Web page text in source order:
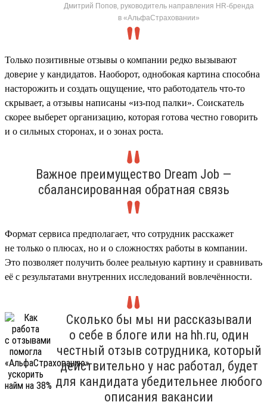
Дмитрий Попов, руководитель направления HR-бренда
в «АльфаСтраховании»
Только позитивные отзывы о компании редко вызывают
доверие у кандидатов. Наоборот, однобокая картина способна
насторожить и создать ощущение, что работодатель что-то
скрывает, а отзывы написаны «из-под палки». Соискатель
скорее выберет организацию, которая готова честно говорить
и о сильных сторонах, и о зонах роста.
Важное преимущество Dream Job —
сбалансированная обратная связь
Формат сервиса предполагает, что сотрудник расскажет
не только о плюсах, но и о сложностях работы в компании.
Это позволяет получить более реальную картину и сравнивать
её с результатами внутренних исследований вовлечённости.
Сколько бы мы ни рассказывали
о себе в блоге или на hh.ru, один
честный отзыв сотрудника, который
действительно у нас работал, будет
для кандидата убедительнее любого
описания вакансии